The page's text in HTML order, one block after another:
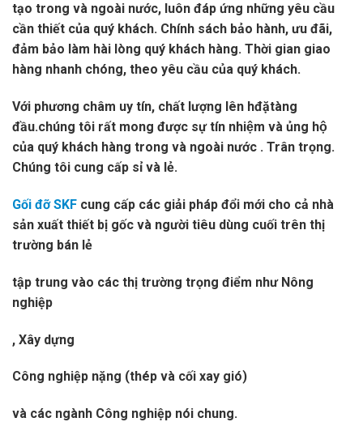
tạo trong và ngoài nước, luôn đáp ứng những yêu cầu
cần thiết của quý khách. Chính sách bảo hành, ưu đãi,
đảm bảo làm hài lòng quý khách hàng. Thời gian giao
hàng nhanh chóng, theo yêu cầu của quý khách.
Với phương châm uy tín, chất lượng lên hđặtàng
đầu.chúng tôi rất mong được sự tín nhiệm và ủng hộ
của quý khách hàng trong và ngoài nước . Trân trọng.
Chúng tôi cung cấp sỉ và lẻ.
Gối đỡ SKF cung cấp các giải pháp đổi mới cho cả nhà
sản xuất thiết bị gốc và người tiêu dùng cuối trên thị
trường bán lẻ
tập trung vào các thị trường trọng điểm như Nông
nghiệp
, Xây dựng
Công nghiệp nặng (thép và cối xay gió)
và các ngành Công nghiệp nói chung.